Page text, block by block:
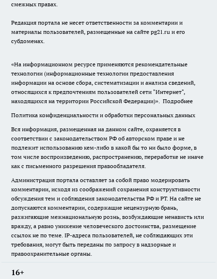
смежных правах.
Редакция портала не несет ответственности за комментарии и
материалы пользователей, размещенные на сайте pg21.ru и его
субдоменах.
«На информационном ресурсе применяются рекомендательные
технологии (информационные технологии предоставления
информации на основе сбора, систематизации и анализа сведений,
относящихся к предпочтениям пользователей сети "Интернет",
находящихся на территории Российской Федерации)». Подробнее
Политика конфиденциальности и обработки персональных данных
Вся информация, размещенная на данном сайте, охраняется в
соответствии с законодательством РФ об авторском праве и не
подлежит использованию кем-либо в какой бы то ни было форме, в
том числе воспроизведению, распространению, переработке не иначе
как с письменного разрешения правообладателя.
Администрация портала оставляет за собой право модерировать
комментарии, исходя из соображений сохранения конструктивности
обсуждения тем и соблюдения законодательства РФ и РТ. На сайте не
допускаются комментарии, содержащие нецензурную брань,
разжигающие межнациональную рознь, возбуждающие ненависть или
вражду, а равно унижение человеческого достоинства, размещение
ссылок не по теме. IP-адреса пользователей, не соблюдающих эти
требования, могут быть переданы по запросу в надзорные и
правоохранительные органы.
16+